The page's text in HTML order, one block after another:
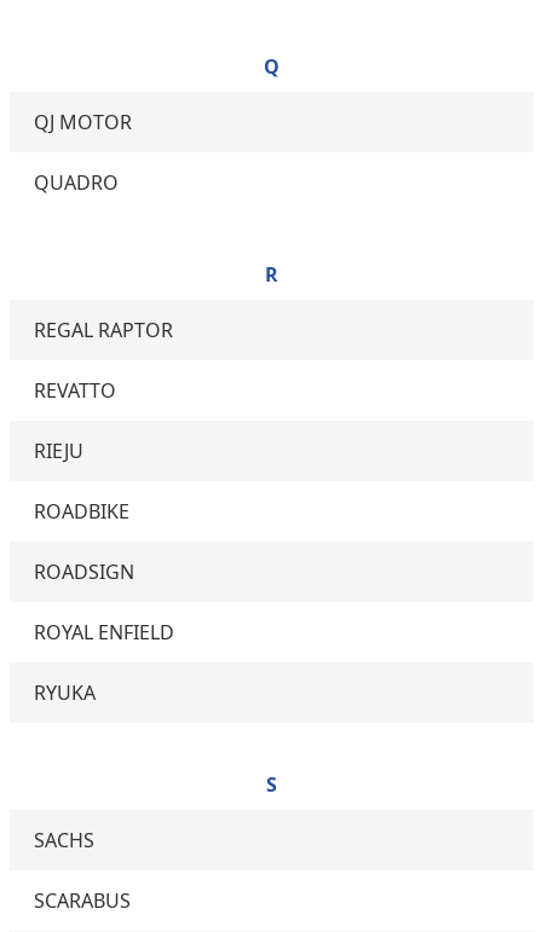
Q
QJ MOTOR
QUADRO
R
REGAL RAPTOR
REVATTO
RIEJU
ROADBIKE
ROADSIGN
ROYAL ENFIELD
RYUKA
S
SACHS
SCARABUS